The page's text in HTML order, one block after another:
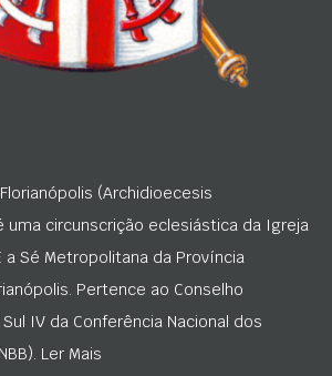
(Archidioecesis
uma circunscrição eclesiástica da Igreja
a Sé Metropolitana da Província
Pertence ao Conselho
IV da Conferência Nacional dos
Ler Mais